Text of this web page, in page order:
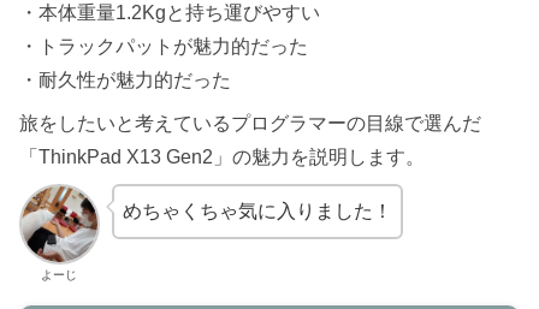
・本体重量1.2Kgと持ち運びやすい
・トラックパットが魅力的だった
・耐久性が魅力的だった
旅をしたいと考えているプログラマーの目線で選んだ
「ThinkPad X13 Gen2」の魅力を説明します。
よーじ
めちゃくちゃ気に入りました！